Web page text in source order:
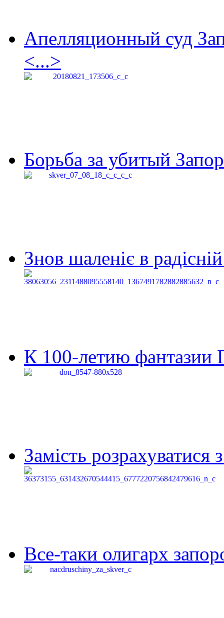
Апелляционный суд
<...>
Борьба за убитый
Знов шаленіє в
К 100-летию фантазии
Замість
Все-таки олигарх